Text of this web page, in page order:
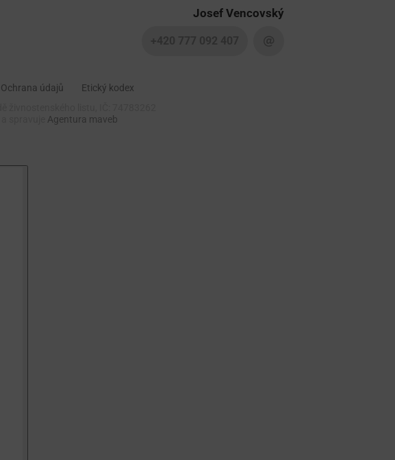
Josef Vencovský
Ochrana údajů
Etický kodex
Agentura maveb